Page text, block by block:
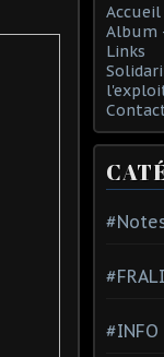
Accueil
Album
Links